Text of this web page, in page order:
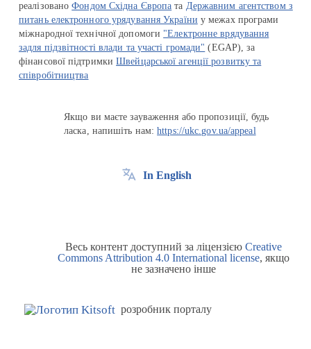
реалізованоФондом Східна Європа та Державним агентством з
питань електронного урядування України у межах програми
міжнародної технічної допомоги "Електронне врядування
задля підзвітності влади та участі громади" (EGAP), за
фінансової підтримкиШвейцарської агенції розвитку та
співробітництва
Якщо ви маєте зауваження або пропозиції, будь
ласка, напишіть нам:https://ukc.gov.ua/appeal
In English
Весь контент доступний за ліцензією Creative
Commons Attribution 4.0 International license, якщо
не зазначено інше
розробник порталу